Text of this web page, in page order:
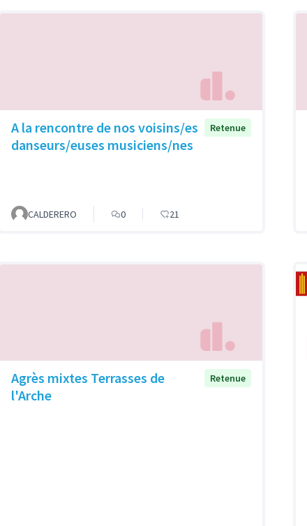
A la rencontre de nos voisins/es
danseurs/euses musiciens/nes
Retenue
CALDERERO 0 21
Agrès mixtes Terrasses de
l'Arche
Retenue